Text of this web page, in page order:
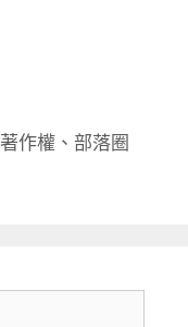
著作權 、 部落圈